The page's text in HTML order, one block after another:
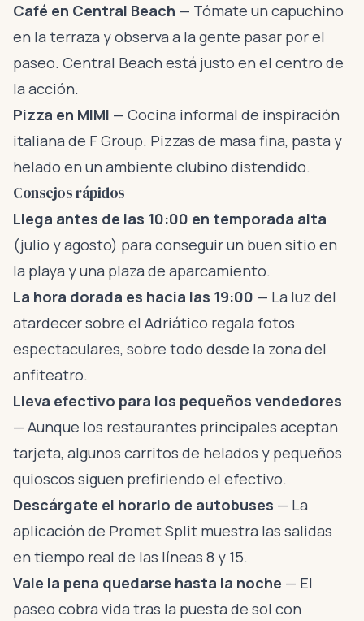
Café en Central Beach — Tómate un capuchino
en la terraza y observa a la gente pasar por el
paseo. Central Beach está justo en el centro de
la acción.
Pizza en MIMI — Cocina informal de inspiración
italiana de F Group. Pizzas de masa fina, pasta y
helado en un ambiente clubino distendido.
Consejos rápidos
Llega antes de las 10:00 en temporada alta
(julio y agosto) para conseguir un buen sitio en
la playa y una plaza de aparcamiento.
La hora dorada es hacia las 19:00 — La luz del
atardecer sobre el Adriático regala fotos
espectaculares, sobre todo desde la zona del
anfiteatro.
Lleva efectivo para los pequeños vendedores
— Aunque los restaurantes principales aceptan
tarjeta, algunos carritos de helados y pequeños
quioscos siguen prefiriendo el efectivo.
Descárgate el horario de autobuses — La
aplicación de Promet Split muestra las salidas
en tiempo real de las líneas 8 y 15.
Vale la pena quedarse hasta la noche — El
paseo cobra vida tras la puesta de sol con